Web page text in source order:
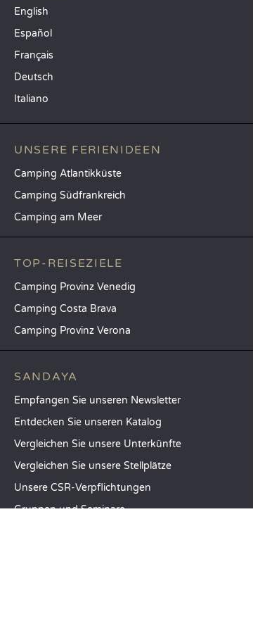
English
Español
Français
Deutsch
Italiano
UNSERE FERIENIDEEN
Camping Atlantikküste
Camping Südfrankreich
Camping am Meer
TOP-REISEZIELE
Camping Provinz Venedig
Camping Costa Brava
Camping Provinz Verona
SANDAYA
Empfangen Sie unseren Newsletter
Entdecken Sie unseren Katalog
Vergleichen Sie unsere Unterkünfte
Vergleichen Sie unsere Stellplätze
Unsere CSR-Verpflichtungen
Gruppen und Seminare